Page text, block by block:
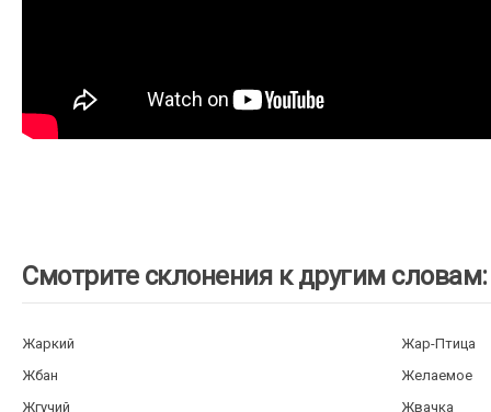
Смотрите склонения к другим словам:
Жаркий
Жар-Птица
Жбан
Желаемое
Жгучий
Жвачка